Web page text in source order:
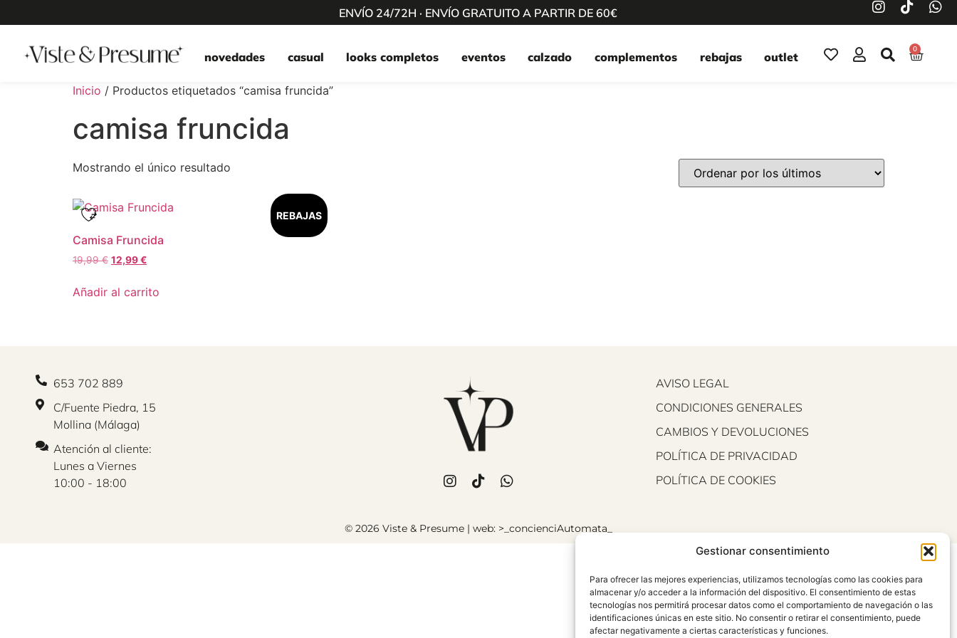
Gestionar consentimiento
Para ofrecer las mejores experiencias, utilizamos tecnologías como las cookies para
almacenar y/o acceder a la información del dispositivo. El consentimiento de estas
tecnologías nos permitirá procesar datos como el comportamiento de navegación o las
identificaciones únicas en este sitio. No consentir o retirar el consentimiento, puede
afectar negativamente a ciertas características y funciones.
ENVÍO 24/72H · ENVÍO GRATUITO A PARTIR DE 60€
novedades casual looks completos eventos calzado complementos rebajas outlet
0
Inicio / Productos etiquetados “camisa fruncida”
camisa fruncida
Mostrando el único resultado
REBAJAS
Camisa Fruncida
19,99€ 12,99€
Añadir al carrito
653 702 889
C/Fuente Piedra, 15
Mollina (Málaga)
Atención al cliente:
Lunes a Viernes
10:00 - 18:00
AVISO LEGAL
CONDICIONES GENERALES
CAMBIOS Y DEVOLUCIONES
POLÍTICA DE PRIVACIDAD
POLÍTICA DE COOKIES
© 2026 Viste & Presume | web: >_concienciAutomata_